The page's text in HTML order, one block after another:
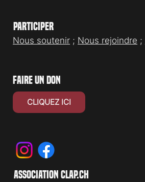
Participer
Nous soutenir ; Nous rejoindre ;
faire un don
CLIQUEZ ICI
association clap.ch